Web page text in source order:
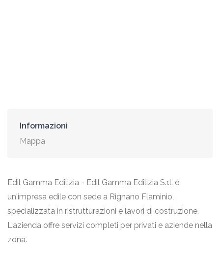
Informazioni
Mappa
Edil Gamma Edilizia - Edil Gamma Edilizia S.r.l. è
un'impresa edile con sede a Rignano Flaminio,
specializzata in ristrutturazioni e lavori di costruzione.
L'azienda offre servizi completi per privati e aziende nella
zona.